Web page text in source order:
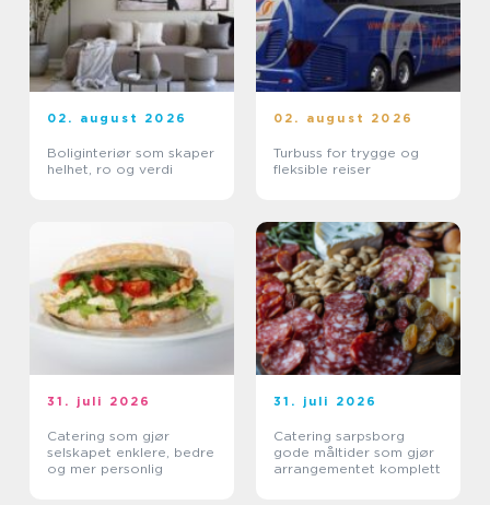
02. august 2026
Boliginteriør som skaper
helhet, ro og verdi
02. august 2026
Turbuss for trygge og
fleksible reiser
31. juli 2026
Catering som gjør
selskapet enklere, bedre
og mer personlig
31. juli 2026
Catering sarpsborg
gode måltider som gjør
arrangementet komplett